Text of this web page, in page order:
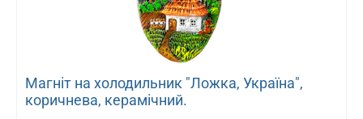
Магніт на холодильник "Ложка, Україна",
коричнева, керамічний.